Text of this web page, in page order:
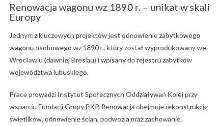
Renowacja wagonu wz 1890 r. – unikat w skali
Europy
Jednym z kluczowych projektów jest odnowienie zabytkowego
wagonu osobowego wz 1890 r., który został wyprodukowany we
Wrocławiu (dawniej Breslau) i wpisany do rejestru zabytków
województwa lubuskiego.
Prace prowadzi Instytut Społecznych Oddziaływań Kolei przy
wsparciu Fundacji Grupy PKP. Renowacja obejmuje rekonstrukcję
świetlików, odnowienie ścian, podwozia oraz zachowanie